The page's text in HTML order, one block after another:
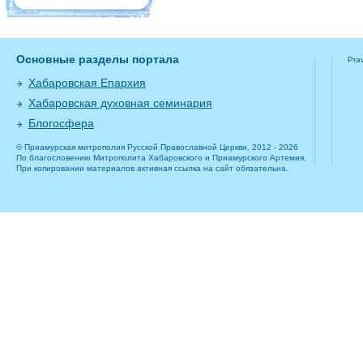
Основные разделы портала
Хабаровская Епархия
Хабаровская духовная семинария
Блогосфера
© Приамурская митрополия Русской Православной Церкви, 2012 - 2026
По благословению Митрополита Хабаровского и Приамурского Артемия.
При копировании материалов активная ссылка на сайт обязательна.